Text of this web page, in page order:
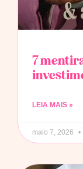
7
LEIA MAIS »
maio 7, 2026